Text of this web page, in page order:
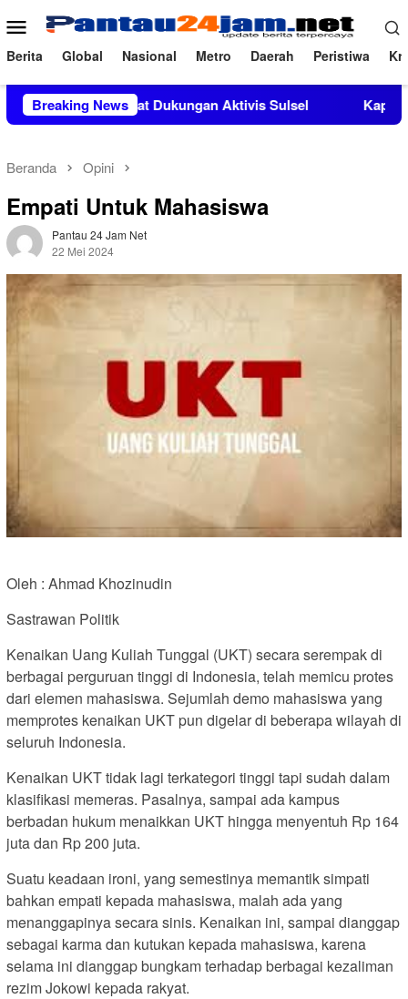
ke
konten
Menu
Mobile
Berita Global Nasional Metro Daerah Peristiwa
Breaking News
Dukungan Aktivis Sulsel Kapolres Polewali
Beranda Opini
Empati Untuk Mahasiswa
Pantau 24 Jam Net
22 Mei 2024
Oleh : Ahmad Khozinudin
Sastrawan Politik
Kenaikan Uang Kuliah Tunggal (UKT) secara serempak di
berbagai perguruan tinggi di Indonesia, telah memicu protes
dari elemen mahasiswa. Sejumlah demo mahasiswa yang
memprotes kenaikan UKT pun digelar di beberapa wilayah di
seluruh Indonesia.
Kenaikan UKT tidak lagi terkategori tinggi tapi sudah dalam
klasifikasi memeras. Pasalnya, sampai ada kampus
berbadan hukum menaikkan UKT hingga menyentuh Rp 164
juta dan Rp 200 juta.
Suatu keadaan ironi, yang semestinya memantik simpati
bahkan empati kepada mahasiswa, malah ada yang
menanggapinya secara sinis. Kenaikan ini, sampai dianggap
sebagai karma dan kutukan kepada mahasiswa, karena
selama ini dianggap bungkam terhadap berbagai kezaliman
rezim Jokowi kepada rakyat.